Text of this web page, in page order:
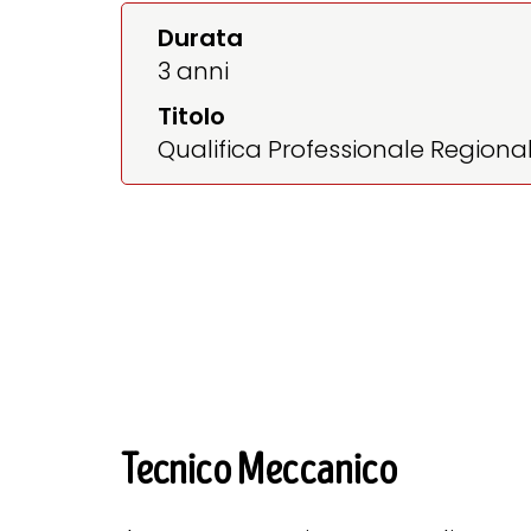
Durata
3 anni
Titolo
Qualifica Professionale
Tecnico Meccanico